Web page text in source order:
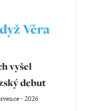
Věra
vyšel
debut
‧ 2026